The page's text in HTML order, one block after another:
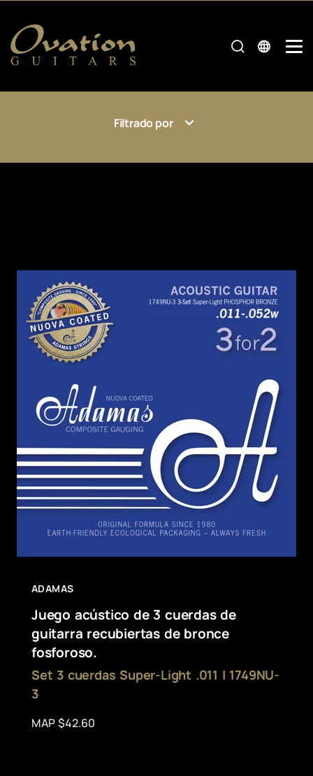
Filtrado por
ADAMAS
Juego acústico de 3 cuerdas de
guitarra recubiertas de bronce
fosforoso.
Set 3 cuerdas Super-Light .011 | 1749NU-
3
MAP $42.60